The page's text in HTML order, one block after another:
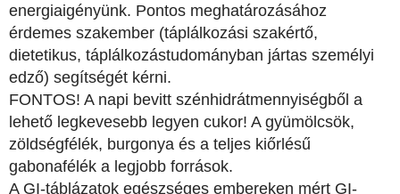
energiaigényünk. Pontos meghatározásához
érdemes szakember (táplálkozási szakértő,
dietetikus, táplálkozástudományban jártas személyi
edző) segítségét kérni.
FONTOS! A napi bevitt szénhidrátmennyiségből a
lehető legkevesebb legyen cukor! A gyümölcsök,
zöldségfélék, burgonya és a teljes kiőrlésű
gabonafélék a legjobb források.
A GI-táblázatok egészséges embereken mért GI-